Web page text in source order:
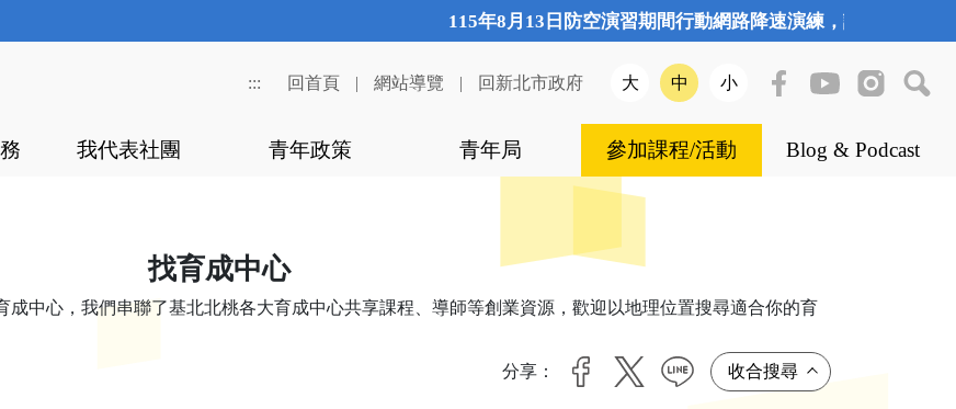
115年8月13日防空演習期間行動網路降速演練，詳情NCC官網
::: 回首頁 | 網站導覽 | 回新北市政府 大 中 小
我代表社團 青年政策 青年局 參加課程/活動 Blog & Podcast
找育成中心
中心，我們串聯了基北北桃各大育成中心共享課程、導師等創業資源，歡迎以地理位置搜尋適合你的育
分享：